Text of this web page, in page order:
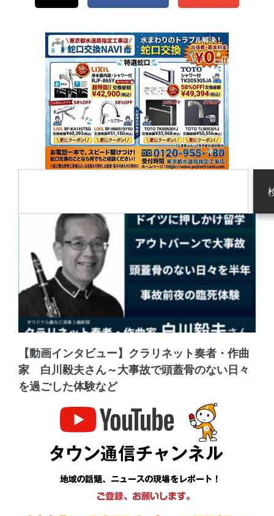
【動画インタビュー】クラリネット奏者・作曲
家 白川毅夫さん～大事故で頭蓋骨のない日々
を過ごした体験など